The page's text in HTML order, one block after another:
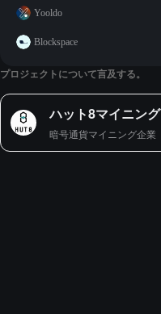
Yooldo
Blockspace
プロジェクトについて言及する。
ハット8マイニング
暗号通貨マイニング企業